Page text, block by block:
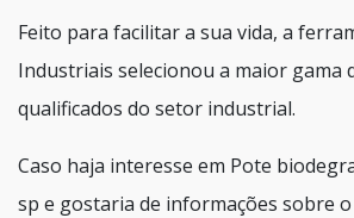
Feito para facilitar a sua vida, a
Industriais selecionou a maior gama
qualificados do setor industrial.
Caso haja interesse em Pote
sp e gostaria de informações sobre